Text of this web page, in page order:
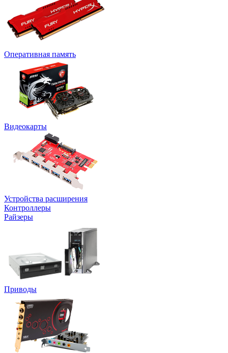
Оперативная память
Видеокарты
Устройства расширения
Контроллеры
Райзеры
Приводы